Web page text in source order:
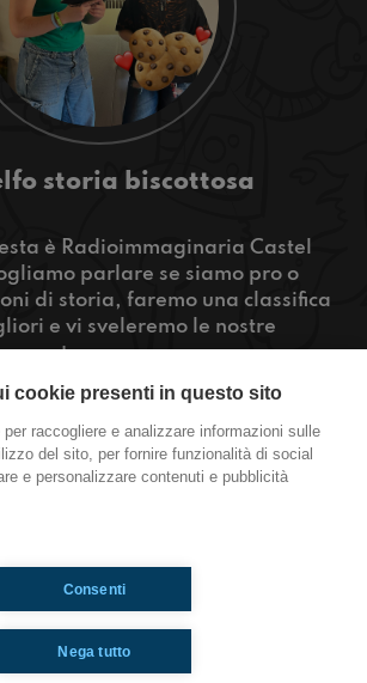
storia biscottosa
è Radioimmaginaria Castel
parlare se siamo pro o
di storia, faremo una classifica
e vi sveleremo le nostre
cookie presenti in questo sito
raccogliere e analizzare informazioni sulle
del sito, per fornire funzionalità di social
e personalizzare contenuti e pubblicità
Nega tutto
Consenti